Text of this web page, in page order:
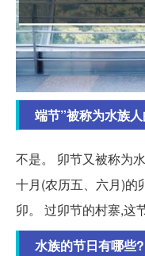
端节”被称为水族
不是。 卯节又被称为
十月(农历五、六月)的
卯。 过卯节的村寨,这
水族的节日有哪些?